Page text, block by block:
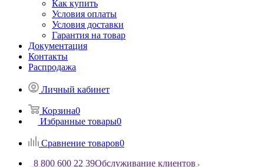
Как купить
Условия оплаты
Условия доставки
Гарантия на товар
Документация
Контакты
Распродажа
Личный кабинет
Корзина0
Избранные товары0
Сравнение товаров0
8 800 600 22 39Обслуживание клиентов